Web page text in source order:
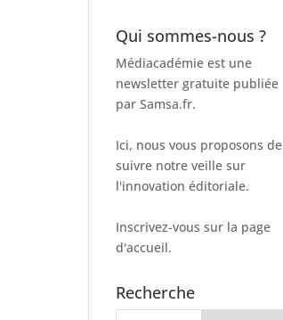
Qui sommes-nous ?
Médiacadémie est une
newsletter gratuite publiée
par Samsa.fr.
Ici, nous vous proposons de
suivre notre veille sur
l'innovation éditoriale.
Inscrivez-vous sur la page
d'accueil.
Recherche